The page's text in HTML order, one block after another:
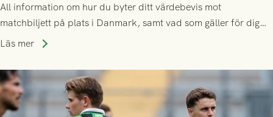
All information om hur du byter ditt värdebevis mot
matchbiljett på plats i Danmark, samt vad som gäller för dig
som står på reservlista eller fått förhinder.
Läs mer